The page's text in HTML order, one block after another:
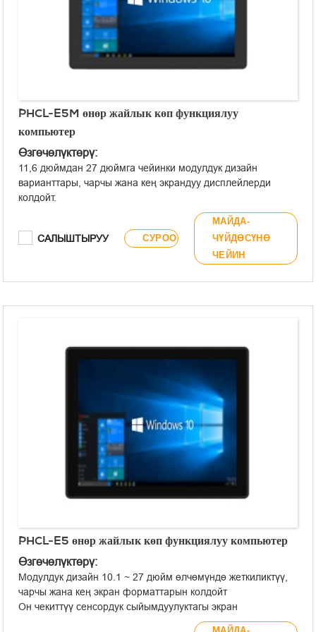
PHCL-E5M өнөр жайлык көп функциялуу
компьютер
Өзгөчөлүктөрү:
11,6 дюймдан 27 дюймга чейинки модулдук дизайн
варианттары, чарчы жана кең экрандуу дисплейлерди
колдойт.
Он чекиттүү сыйымдуулуктагы сенсордук экран.
Алдыңкы панели IP65 стандарттарына ылайык иштелип
чыккан толугу менен пластиктен жасалган ортоңку алкак.
Intel® Celeron® J1900 өтө аз энергия керектөөчү
APQ aDoor модулунун кеңейтүүсү менен шайкеш келет.
WiFi/4G зымсыз кеңейтүүсүн колдойт.
Тынч иштөө үчүн желдеткичсиз дизайн.
Кыналган/VESA орнотуу параметрлери.
12~28V туруктуу ток булагы менен иштейт.
САЛЫШТЫРУУ СУРОО
МАЙДА-
ЧҮЙДӨСҮНӨ
ЧЕЙИН
PHCL-E5 өнөр жайлык көп функциялуу компьютер
Өзгөчөлүктөрү:
Модулдук дизайн 10.1 ~ 27 дюйм өлчөмүндө жеткиликтүү,
чарчы жана кең экран форматтарын колдойт
Он чекиттүү сенсордук сыйымдуулуктагы экран
Ортоңку рамка толугу менен пластиктен жасалган,